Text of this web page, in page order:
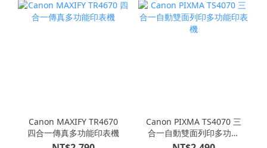
Canon MAXIFY TR4670
四合一傳真多功能印表機
Canon PIXMA TS4070 三
合一自動雙面列印多功能
印表機